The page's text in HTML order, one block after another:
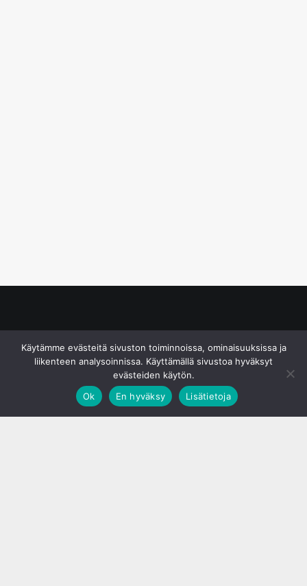
Käytämme evästeitä sivuston toiminnoissa, ominaisuuksissa ja
liikenteen analysoinnissa. Käyttämällä sivustoa hyväksyt
evästeiden käytön.
Ok
En hyväksy Lisätietoja